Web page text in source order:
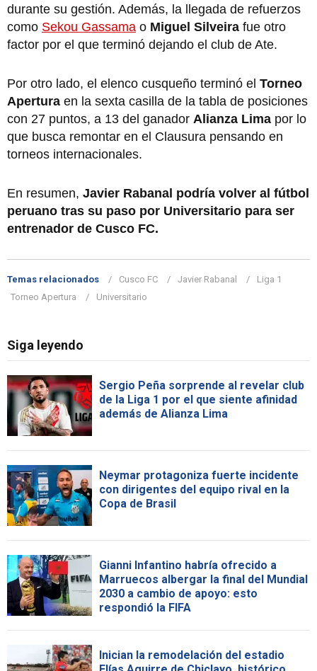
durante su gestión. Además, la llegada de refuerzos
como Sekou Gassama o Miguel Silveira fue otro
factor por el que terminó dejando el club de Ate.
Por otro lado, el elenco cusqueño terminó el Torneo
Apertura en la sexta casilla de la tabla de posiciones
con 27 puntos, a 13 del ganador Alianza Lima por lo
que busca remontar en el Clausura pensando en
torneos internacionales.
En resumen, Javier Rabanal podría volver al fútbol
peruano tras su paso por Universitario para ser
entrenador de Cusco FC.
Temas relacionados Cusco FC Javier Rabanal
Liga 1
Torneo Apertura
Universitario
Siga leyendo
Sergio Peña sorprende al revelar club
de la Liga 1 por el que siente afinidad
además de Alianza Lima
Neymar protagoniza fuerte incidente
con dirigentes del equipo rival en la
Copa de Brasil
Gianni Infantino habría ofrecido a
Marruecos albergar la final del Mundial
2030 a cambio de apoyo: esto
respondió la FIFA
Inician la remodelación del estadio